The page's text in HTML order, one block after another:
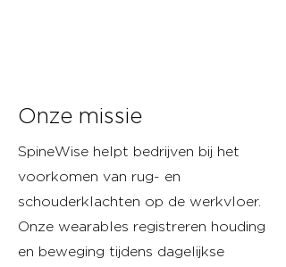
Onze missie
SpineWise helpt bedrijven bij het
voorkomen van rug- en
schouderklachten op de werkvloer.
Onze wearables registreren houding
en beweging tijdens dagelijkse